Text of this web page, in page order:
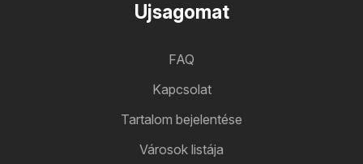
Ujsagomat
FAQ
Kapcsolat
Tartalom bejelentése
Városok listája